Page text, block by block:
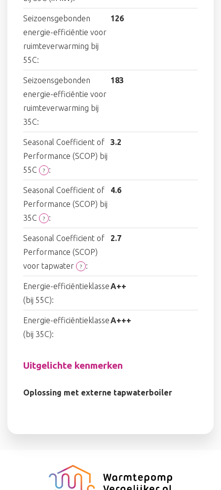
Seizoensgebonden
energie-efficiëntie voor
ruimteverwarming bij
55C:
126
Seizoensgebonden
energie-efficiëntie voor
ruimteverwarming bij
35C:
183
Seasonal Coefficient of
Performance (SCOP) bij
55C
? :
3.2
Seasonal Coefficient of
Performance (SCOP) bij
35C
? :
4.6
Seasonal Coefficient of
Performance (SCOP)
voor tapwater
? :
2.7
Energie-efficiëntieklasse
(bij 55C):
A++
Energie-efficiëntieklasse
(bij 35C):
A+++
Uitgelichte kenmerken
Oplossing met externe tapwaterboiler